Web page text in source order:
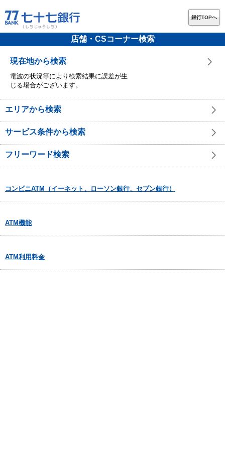
銀行TOPへ
店舗・CSコーナー検索
現在地から検索
電波の状況等により検索結果に誤差が生
じる場合がございます。
エリアから検索
サービス条件から検索
フリーワード検索
コンビニATM（イーネット、ローソン銀行、セブン銀行）
ATM機能
ATM利用料金